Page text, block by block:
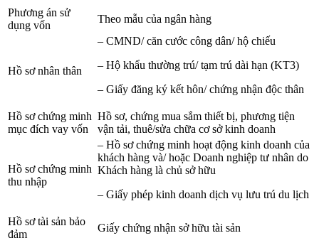
Phương án sử
dụng vốn
Theo mẫu của ngân hàng
Hồ sơ nhân thân
– CMND/ căn cước công dân/ hộ chiếu
– Hộ khẩu thường trú/ tạm trú dài hạn (KT3)
– Giấy đăng ký kết hôn/ chứng nhận độc thân
Hồ sơ chứng minh
mục đích vay vốn
Hồ sơ, chứng mua sắm thiết bị, phương tiện
vận tải, thuê/sửa chữa cơ sở kinh doanh
Hồ sơ chứng minh
thu nhập
– Hồ sơ chứng minh hoạt động kinh doanh của
khách hàng và/ hoặc Doanh nghiệp tư nhân do
Khách hàng là chủ sở hữu
– Giấy phép kinh doanh dịch vụ lưu trú du lịch
Hồ sơ tài sản bảo
đảm
Giấy chứng nhận sở hữu tài sản